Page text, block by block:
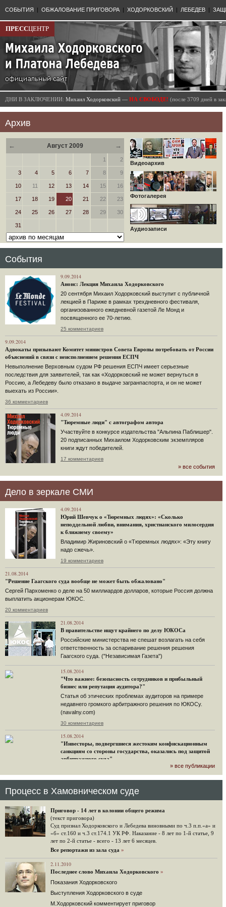
СОБЫТИЯ | ОБЖАЛОВАНИЕ ПРИГОВОРА | ХОДОРКОВСКИЙ | ЛЕБЕДЕВ |
ПРЕССЦЕНТР
ДНИ В ЗАКЛЮЧЕНИИ: Михаил Ходорковский — НА СВОБОДЕ! (после 3709 дней в
Архив
← Август 2009 →
1 2
3 4 5 6 7 8 9
10 11 12 13 14 15 16
17 18 19 20 21 22 23
24 25 26 27 28 29 30
31
Видеоархив
Фотогалерея
Аудиозаписи
События
9.09.2014
Анонс: Лекция Михаила Ходорковского
20 сентября Михаил Ходорковский выступит с публичной
лекцией в Париже в рамках трехдневного фестиваля,
организованного ежедневной газетой Ле Монд и
посвященного ее 70-летию.
25 комментариев
9.09.2014
Адвокаты призывают Комитет министров Совета Европы потребовать от России
объяснений в связи с неисполнением решения ЕСПЧ
Невыполнение Верховным судом РФ решения ЕСПЧ имеет серьезные
последствия для заявителей, так как «Ходорковский не может вернуться в
Россию, а Лебедеву было отказано в выдаче загранпаспорта, и он не может
выехать из России».
36 комментариев
4.09.2014
"Тюремные люди" с автографом автора
Участвуйте в конкурсе издательства "Альпина Паблишер".
20 подписанных Михаилом Ходорковским экземпляров
книги ждут победителей.
17 комментариев
» все события
Дело в зеркале СМИ
4.09.2014
Юрий Шевчук о «Тюремных людях»: «Сколько
неподдельной любви, внимания, христианского милосердия
к ближнему своему»
Владимир Жириновский о «Тюремных людях»: «Эту книгу
надо сжечь».
19 комментариев
21.08.2014
"Решение Гаагского суда вообще не может быть обжаловано"
Сергей Пархоменко о деле на 50 миллиардов долларов, которые Россия должна
выплатить акционерам ЮКОС.
20 комментариев
21.08.2014
В правительстве ищут крайнего по делу ЮКОСа
Российские министерства не спешат возлагать на себя
ответственность за оспаривание решения решения
Гаагского суда. ("Независимая Газета")
15.08.2014
"Что важнее: безопасность сотрудников и прибыльный
бизнес или репутация аудитора?"
Статья об этических проблемах аудиторов на примере
недавнего громкого арбитражного решения по ЮКОСу.
(navalny.com)
30 комментариев
15.08.2014
"Инвесторы, подвергшиеся жестоким конфискационным
санкциям со стороны государства, оказались под защитой
арбитражного суда"
Швейцарская газета "Neue Zuercher Zeitung" о гаагском
судебном решении.
14.08.2014
Не исключил
Владимир Путин допускает, что Россия может выйти из-под юрисдикции ЕСПЧ.
88 комментариев
14.08.2014
Нарулил
Игорь Сечин просит о помощи. Ссылаясь на санкции,
глава «Роснефти» хочет выбить из фонда национального
благосостояния 1,5 трлн рублей («Ведомости» и «Дождь»).
32 комментария
» все публикации
Процесс в Хамовническом суде
Приговор - 14 лет в колонии общего режима
(текст приговора)
Суд признал Ходорковского и Лебедева виновными по ч.3 п.п.«а» и
«б» ст.160 и ч.3 ст.174.1 УК РФ. Наказание - 8 лет по 1-й статье, 9
лет по 2-й статье - всего - 13 лет 6 месяцев.
Все репортажи из зала суда »
2.11.2010
Последнее слово Михаила Ходорковского »
Показания Ходорковского
Выступления Ходорковского в суде
М.Ходорковский комментирует приговор